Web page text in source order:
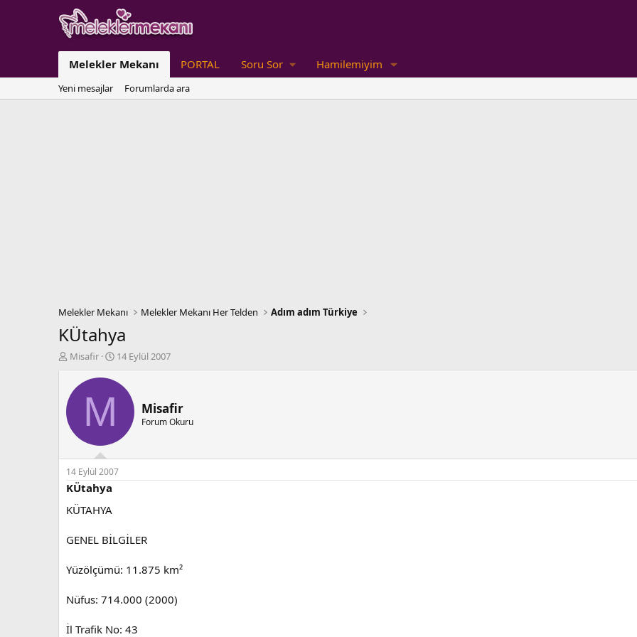
Melekler Mekanı PORTAL Soru Sor Hamilemiyim
Yeni mesajlar Forumlarda ara
Melekler Mekanı Melekler Mekanı Her Telden Adım adım Türkiye
KÜtahya
K
b
u
a
ş
l
a
t
n
Misafir
B
ş
ı
ç
t
a
14 Eylül 2007
M Misafir
Forum Okuru
14 Eylül 2007
KÜtahya
KÜTAHYA
GENEL BİLGİLER
Yüzölçümü: 11.875 km²
Nüfus: 714.000 (2000)
İl Trafik No: 43